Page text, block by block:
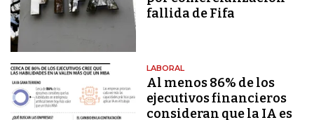
fallida de Fifa
LABORAL
Al menos 86% de los
ejecutivos financieros
consideran que la IA es